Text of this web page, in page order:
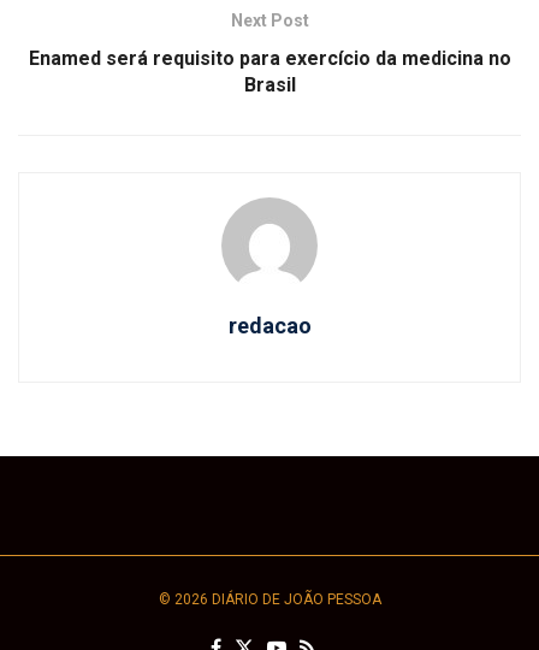
Next Post
Enamed será requisito para exercício da medicina no
Brasil
redacao
© 2026 DIÁRIO DE JOÃO PESSOA